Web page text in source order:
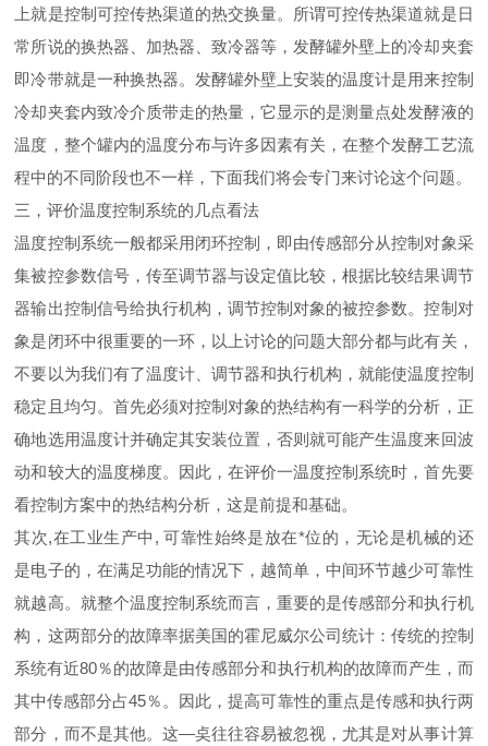
上就是控制可控传热渠道的热交换量。所谓可控传热渠道就是日
常所说的换热器、加热器、致冷器等，发酵罐外壁上的冷却夹套
即冷带就是一种换热器。发酵罐外壁上安装的温度计是用来控制
冷却夹套内致冷介质带走的热量，它显示的是测量点处发酵液的
温度，整个罐内的温度分布与许多因素有关，在整个发酵工艺流
程中的不同阶段也不一样，下面我们将会专门来讨论这个问题。
三，评价温度控制系统的几点看法
温度控制系统一般都采用闭环控制，即由传感部分从控制对象采
集被控参数信号，传至调节器与设定值比较，根据比较结果调节
器输出控制信号给执行机构，调节控制对象的被控参数。控制对
象是闭环中很重要的一环，以上讨论的问题大部分都与此有关，
不要以为我们有了温度计、调节器和执行机构，就能使温度控制
稳定且均匀。首先必须对控制对象的热结构有一科学的分析，正
确地选用温度计并确定其安装位置，否则就可能产生温度来回波
动和较大的温度梯度。因此，在评价一温度控制系统时，首先要
看控制方案中的热结构分析，这是前提和基础。
其次,在工业生产中, 可靠性始终是放在*位的，无论是机械的还
是电子的，在满足功能的情况下，越简单，中间环节越少可靠性
就越高。就整个温度控制系统而言，重要的是传感部分和执行机
构，这两部分的故障率据美国的霍尼威尔公司统计：传统的控制
系统有近80％的故障是由传感部分和执行机构的故障而产生，而
其中传感部分占45％。因此，提高可靠性的重点是传感和执行两
部分，而不是其他。这—奌往往容易被忽视，尤其是对从事计算